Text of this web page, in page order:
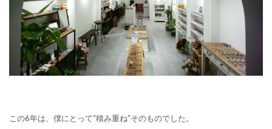
この6年は、僕にとって“積み重ね”そのものでした。